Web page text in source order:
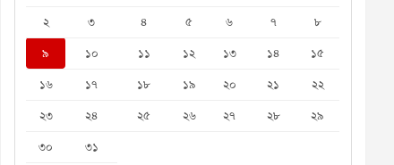
২
৩ ৪ ৫ ৬ ৭
৮
৯
১০ ১১ ১২ ১৩ ১৪
১৫
১৬
১৭ ১৮ ১৯ ২০ ২১
২২
২৩
২৪ ২৫ ২৬ ২৭ ২৮
২৯
৩০
৩১